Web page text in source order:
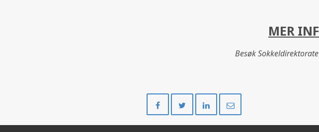
MER
Besøk
på
på
på